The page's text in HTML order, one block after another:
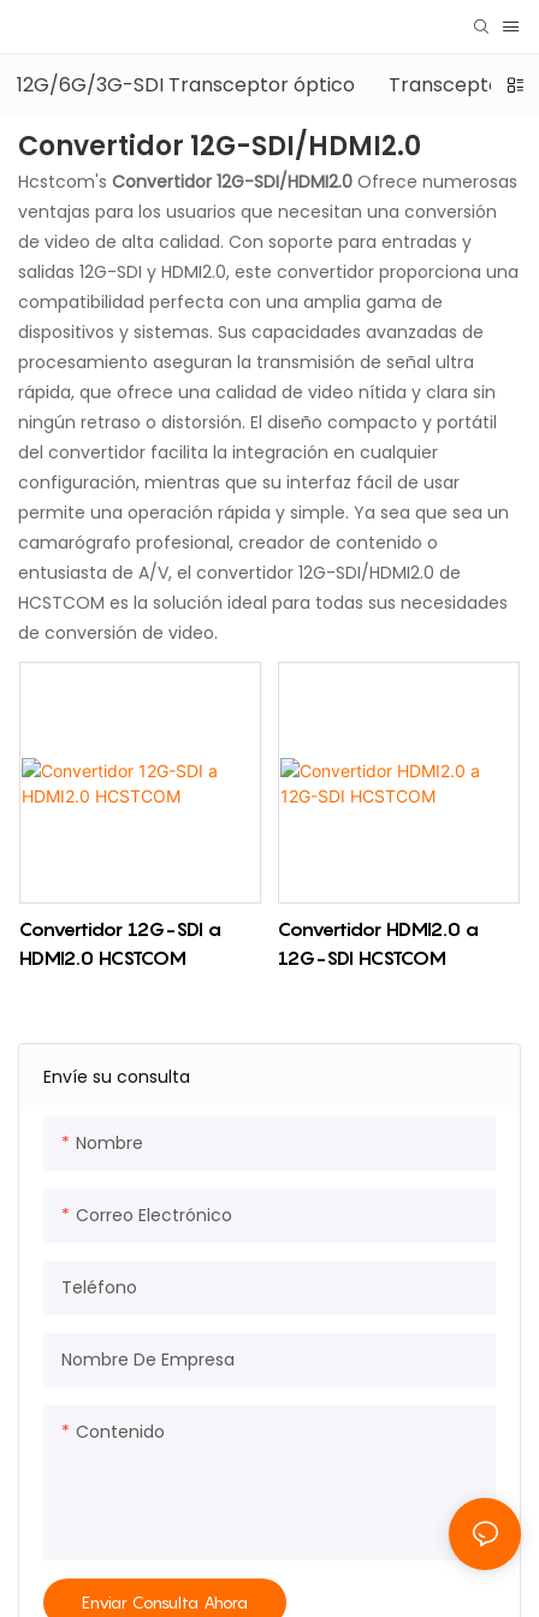
12G/6G/3G-SDI Transceptor óptico Transceptor
Convertidor 12G-SDI/HDMI2.0
Hcstcom's Convertidor 12G-SDI/HDMI2.0 Ofrece numerosas
ventajas para los usuarios que necesitan una conversión
de video de alta calidad. Con soporte para entradas y
salidas 12G-SDI y HDMI2.0, este convertidor proporciona una
compatibilidad perfecta con una amplia gama de
dispositivos y sistemas. Sus capacidades avanzadas de
procesamiento aseguran la transmisión de señal ultra
rápida, que ofrece una calidad de video nítida y clara sin
ningún retraso o distorsión. El diseño compacto y portátil
del convertidor facilita la integración en cualquier
configuración, mientras que su interfaz fácil de usar
permite una operación rápida y simple. Ya sea que sea un
camarógrafo profesional, creador de contenido o
entusiasta de A/V, el convertidor 12G-SDI/HDMI2.0 de
HCSTCOM es la solución ideal para todas sus necesidades
de conversión de video.
Envíe su consulta
Nombre
Correo Electrónico
Teléfono
Nombre De Empresa
Contenido
Enviar Consulta Ahora
Convertidor 12G-SDI a
HDMI2.0 HCSTCOM
Convertidor HDMI2.0 a
12G-SDI HCSTCOM